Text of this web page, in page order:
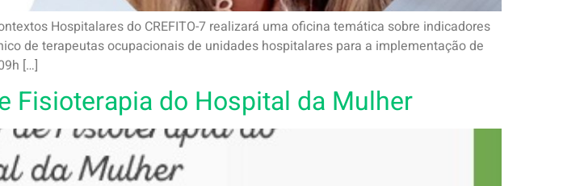
Hospitalares do CREFITO-7 realizará uma oficina temática sobre indicadores
de terapeutas ocupacionais de unidades hospitalares para a implementação de
[…]
Fisioterapia do Hospital da Mulher